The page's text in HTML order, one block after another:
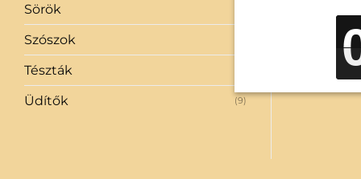
Sörök
Szószok
Tészták
Üdítők (9)